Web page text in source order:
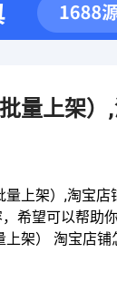
量上架
上架）,淘宝
希望可以帮助
架） 淘宝店